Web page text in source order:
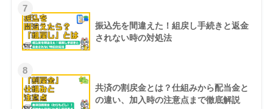
7
振込先を間違えた！組戻し手続きと返金
されない時の対処法
8
共済の割戻金とは？仕組みから配当金と
の違い、加入時の注意点まで徹底解説